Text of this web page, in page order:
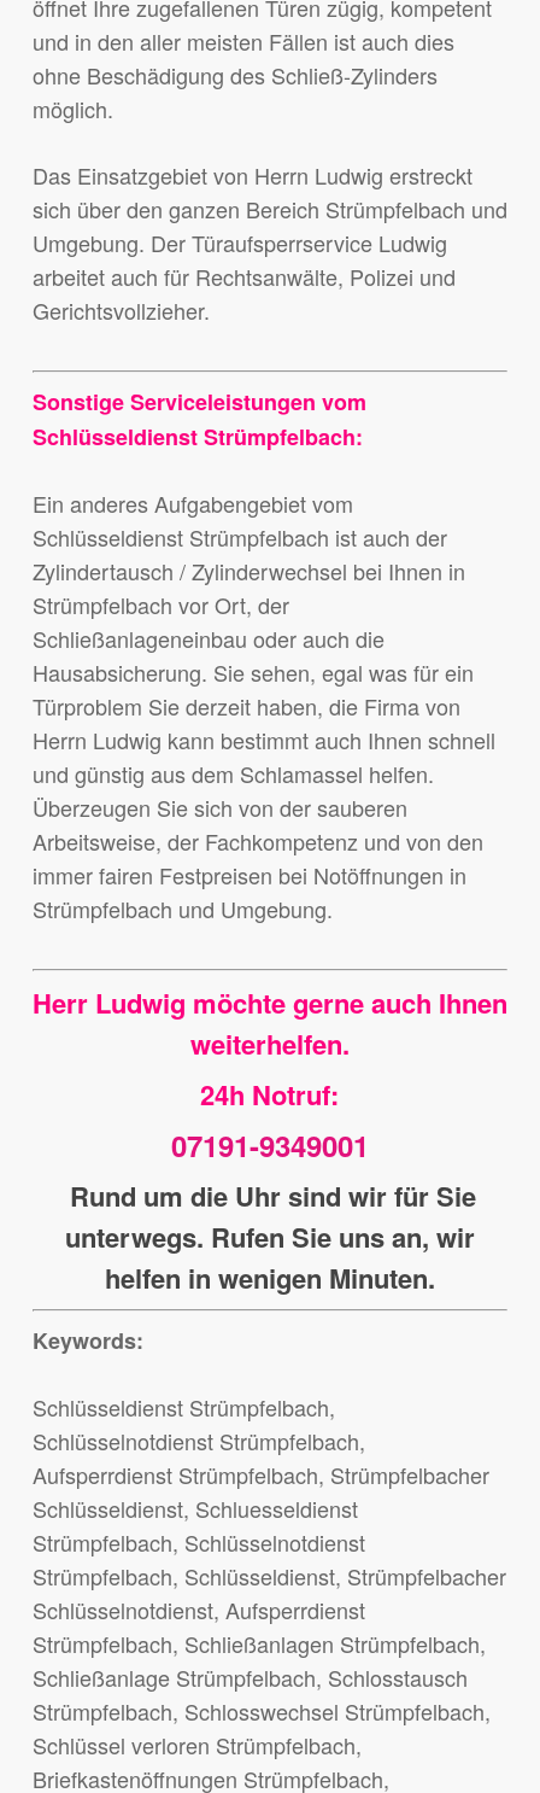
öffnet Ihre zugefallenen Türen zügig, kompetent
und in den aller meisten Fällen ist auch dies
ohne Beschädigung des Schließ-Zylinders
möglich.
Das Einsatzgebiet von Herrn Ludwig erstreckt
sich über den ganzen Bereich Strümpfelbach und
Umgebung. Der Türaufsperrservice Ludwig
arbeitet auch für Rechtsanwälte, Polizei und
Gerichtsvollzieher.
Sonstige Serviceleistungen vom
Schlüsseldienst Strümpfelbach:
Ein anderes Aufgabengebiet vom
Schlüsseldienst Strümpfelbach ist auch der
Zylindertausch / Zylinderwechsel bei Ihnen in
Strümpfelbach vor Ort, der
Schließanlageneinbau oder auch die
Hausabsicherung. Sie sehen, egal was für ein
Türproblem Sie derzeit haben, die Firma von
Herrn Ludwig kann bestimmt auch Ihnen schnell
und günstig aus dem Schlamassel helfen.
Überzeugen Sie sich von der sauberen
Arbeitsweise, der Fachkompetenz und von den
immer fairen Festpreisen bei Notöffnungen in
Strümpfelbach und Umgebung.
Herr Ludwig möchte gerne auch Ihnen
weiterhelfen.
24h Notruf:
07191-9349001
Rund um die Uhr sind wir für Sie
unterwegs. Rufen Sie uns an, wir
helfen in wenigen Minuten.
Keywords:
Schlüsseldienst Strümpfelbach,
Schlüsselnotdienst Strümpfelbach,
Aufsperrdienst Strümpfelbach, Strümpfelbacher
Schlüsseldienst, Schluesseldienst
Strümpfelbach, Schlüsselnotdienst
Strümpfelbach, Schlüsseldienst, Strümpfelbacher
Schlüsselnotdienst, Aufsperrdienst
Strümpfelbach, Schließanlagen Strümpfelbach,
Schließanlage Strümpfelbach, Schlosstausch
Strümpfelbach, Schlosswechsel Strümpfelbach,
Schlüssel verloren Strümpfelbach,
Briefkastenöffnungen Strümpfelbach,